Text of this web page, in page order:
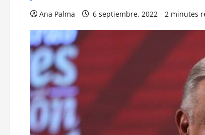
Ana Palma 6 septiembre, 2022 2 minutes